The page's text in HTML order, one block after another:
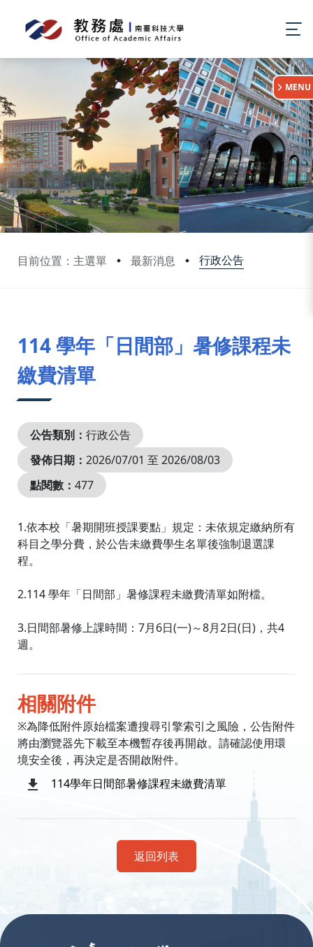
目前位置：主選單 最新消息 行政公告
:::
MENU
114 學年「日間部」暑修課程未
繳費清單
公告類別： 行政公告
發佈日期： 2026/07/01 至 2026/08/03
點閱數： 477
1.依本校「暑期開班授課要點」規定：未依規定繳納所有
科目之學分費，於公告未繳費學生名單後強制退選課
程。
2.114 學年「日間部」暑修課程未繳費清單如附檔。
3.⽇間部暑修上課時間：7⽉6⽇(⼀)～8⽉2⽇(⽇)，共4
週。
相關附件
※為降低附件原始檔案遭搜尋引擎索引之風險，公告附件
將由瀏覽器先下載至本機暫存後再開啟。請確認使用環
境安全後，再決定是否開啟附件。
114學年日間部暑修課程未繳費清單
返回列表